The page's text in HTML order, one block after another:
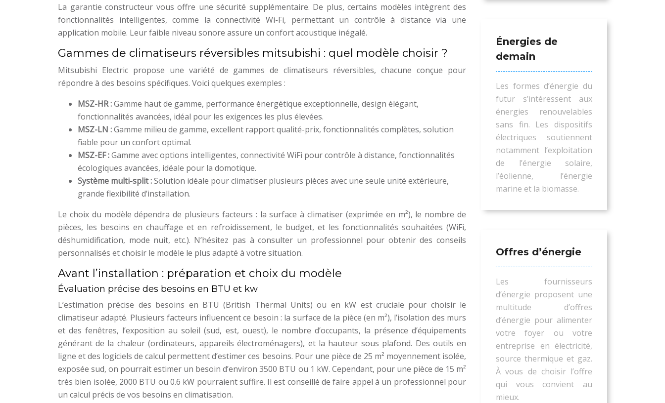
La garantie constructeur vous offre une sécurité supplémentaire. De plus, certains modèles intègrent des
fonctionnalités intelligentes, comme la connectivité Wi-Fi, permettant un contrôle à distance via une
application mobile. Leur faible niveau sonore assure un confort acoustique inégalé.
Gammes de climatiseurs réversibles mitsubishi : quel modèle choisir ?
Mitsubishi Electric propose une variété de gammes de climatiseurs réversibles, chacune conçue pour
répondre à des besoins spécifiques. Voici quelques exemples :
MSZ-HR :Gamme haut de gamme, performance énergétique exceptionnelle, design élégant,
fonctionnalités avancées, idéal pour les exigences les plus élevées.
MSZ-LN :Gamme milieu de gamme, excellent rapport qualité-prix, fonctionnalités complètes, solution
fiable pour un confort optimal.
MSZ-EF :Gamme avec options intelligentes, connectivité WiFi pour contrôle à distance, fonctionnalités
écologiques avancées, idéale pour la domotique.
Système multi-split :Solution idéale pour climatiser plusieurs pièces avec une seule unité extérieure,
grande flexibilité d’installation.
Le choix du modèle dépendra de plusieurs facteurs : la surface à climatiser (exprimée en m²), le nombre de
pièces, les besoins en chauffage et en refroidissement, le budget, et les fonctionnalités souhaitées (WiFi,
déshumidification, mode nuit, etc.). N’hésitez pas à consulter un professionnel pour obtenir des conseils
personnalisés et choisir le modèle le plus adapté à votre situation.
Avant l’installation : préparation et choix du modèle
Évaluation précise des besoins en BTU et kw
L’estimation précise des besoins en BTU (British Thermal Units) ou en kW est cruciale pour choisir le
climatiseur adapté. Plusieurs facteurs influencent ce besoin : la surface de la pièce (en m²), l’isolation des murs
et des fenêtres, l’exposition au soleil (sud, est, ouest), le nombre d’occupants, la présence d’équipements
générant de la chaleur (ordinateurs, appareils électroménagers), et la hauteur sous plafond. Des outils en
ligne et des logiciels de calcul permettent d’estimer ces besoins. Pour une pièce de 25 m² moyennement isolée,
exposée sud, on pourrait estimer un besoin d’environ 3500 BTU ou 1 kW. Cependant, pour une pièce de 15 m²
très bien isolée, 2000 BTU ou 0.6 kW pourraient suffire. Il est conseillé de faire appel à un professionnel pour
un calcul précis de vos besoins en climatisation.
Énergies de
demain
Les formes d’énergie du
futur s’intéressent aux
énergies renouvelables
sans fin. Les dispositifs
électriques soutiennent
notamment l’exploitation
de l’énergie solaire,
l’éolienne, l’énergie
marine et la biomasse.
Offres d’énergie
Les fournisseurs
d’énergie proposent une
multitude d’offres
d’énergie pour alimenter
votre foyer ou votre
entreprise en électricité,
source thermique et gaz.
À vous de choisir l’offre
qui vous convient au
mieux.